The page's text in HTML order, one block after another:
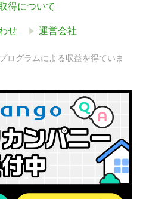
得について
せ 運営会社
ログラムによる収益を得ていま